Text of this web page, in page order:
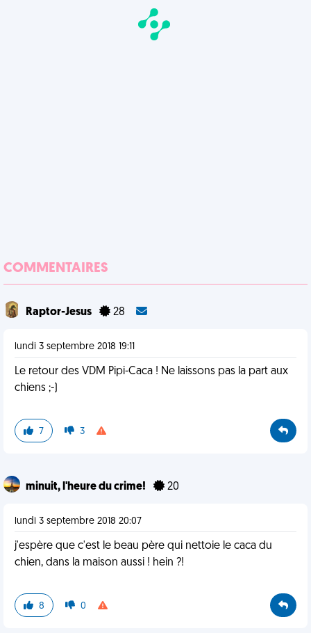
COMMENTAIRES
Raptor-Jesus 28
lundi 3 septembre 2018 19:11
Le retour des VDM Pipi-Caca ! Ne laissons pas la part aux
chiens ;-)
7 3
minuit, l'heure du crime! 20
lundi 3 septembre 2018 20:07
j'espère que c'est le beau père qui nettoie le caca du
chien, dans la maison aussi ! hein ?!
8 0